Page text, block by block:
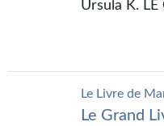
Ursula K. LE
Le Livre de
Le Grand